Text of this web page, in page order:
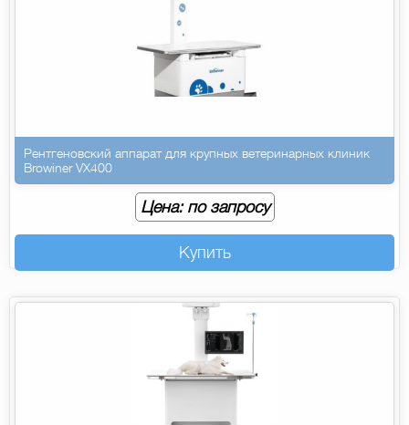
Рентгеновский аппарат для крупных ветеринарных клиник
Browiner VX400
Цена: по запросу
Купить